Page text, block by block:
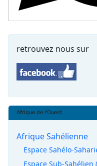
retrouvez nous sur
Afrique de l'Ouest
Afrique Sahélienne
Espace Sahélo-
Espace Sub-Sahélien